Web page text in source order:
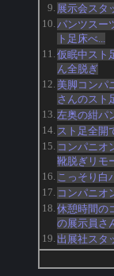
9. 展示会スタ
10. パンツスー
ト足床べ...
11. 仮眠中スト
ん全脱ぎ
12. 美脚コンパ
さんのスト
13. 左奥の紺パ
14. スト足全開
15. コンパニオ
靴脱ぎリモ
16. こっそり白
17. コンパニオ
18. 休憩時間の
の展示員さ
19. 出展社スタ